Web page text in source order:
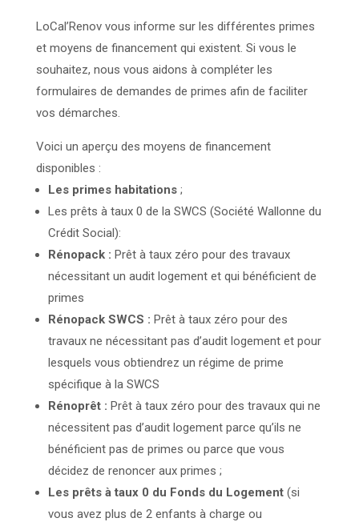
LoCal’Renov vous informe sur les différentes primes
et moyens de financement qui existent. Si vous le
souhaitez, nous vous aidons à compléter les
formulaires de demandes de primes afin de faciliter
vos démarches.
Voici un aperçu des moyens de financement
disponibles :
Les primes habitations;
Les prêts à taux 0 de la SWCS (Société Wallonne du
Crédit Social):
Rénopack : Prêt à taux zéro pour des travaux
nécessitant un audit logement et qui bénéficient de
primes
Rénopack SWCS : Prêt à taux zéro pour des
travaux ne nécessitant pas d’audit logement et pour
lesquels vous obtiendrez un régime de prime
spécifique à la SWCS
Rénoprêt : Prêt à taux zéro pour des travaux qui ne
nécessitent pas d’audit logement parce qu’ils ne
bénéficient pas de primes ou parce que vous
décidez de renoncer aux primes ;
Les prêts à taux 0 du Fonds du Logement(si
vous avez plus de 2 enfants à charge ou